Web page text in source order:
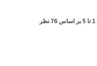
1تا5 بر اساس76 نظر